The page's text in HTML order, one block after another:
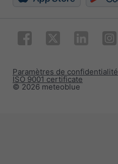
© 2026 meteoblue
ISO 9001 certificate
Paramètres de confidentialité